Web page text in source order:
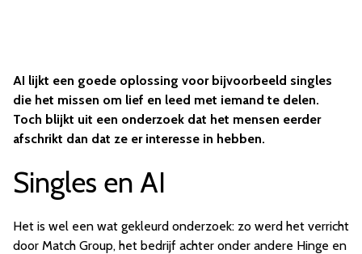
AI lijkt een goede oplossing voor bijvoorbeeld singles
die het missen om lief en leed met iemand te delen.
Toch blijkt uit een onderzoek dat het mensen eerder
afschrikt dan dat ze er interesse in hebben.
Singles en AI
Het is wel een wat gekleurd onderzoek: zo werd het verricht
door Match Group, het bedrijf achter onder andere Hinge en